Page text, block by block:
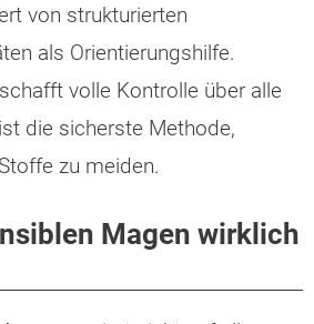
von strukturierten
als Orientierungshilfe.
volle Kontrolle über alle
die sicherste Methode,
zu meiden.
Magen wirklich